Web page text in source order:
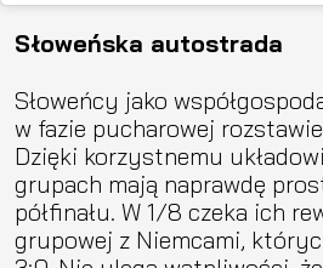
Słoweńska autostrada
Słoweńcy jako
w fazie pucharowej
Dzięki korzystnemu
grupach mają naprawdę
półfinału. W 1/8 czeka ich
grupowej z Niemcami,